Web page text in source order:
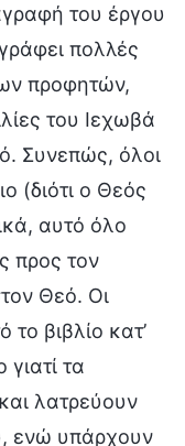
του έργου
πολλές
προφητών,
του Ιεχωβά
Συνεπώς, όλοι
(διότι ο Θεός
αυτό όλο
προς τον
Θεό. Οι
βιβλίο κατ’
τα
λατρεύουν
ενώ υπάρχουν